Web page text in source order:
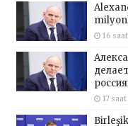
16
17